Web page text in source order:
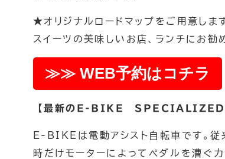
スノート
雪崩講習
チームビ
OneDrop+Store
★オリジナルロードマップをご用意しま
スイーツの美味しいお店、ランチにお勧
≫≫ WEB予約はコチラ
【最新のE-BIKE
E-BIKEは電動アシスト自転車です。従
時だけモーターによってペダルを漕ぐ